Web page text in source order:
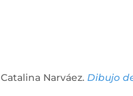
Catalina Narváez.Dibujo